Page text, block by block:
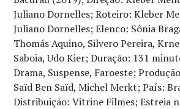
GRAMADO,
CINEMA
CRÍTICA
CINEMATOGRÁFICA,
GRAMADO
Juliano Dornelles; Roteiro: Kleber
Juliano Dornelles; Elenco: Sônia
Thomás Aquino, Silvero Pereira,
Saboia, Udo Kier; Duração: 131
Drama, Suspense, Faroeste;
Saïd Ben Saïd, Michel Merkt; País:
Distribuição: Vitrine Filmes; Estreia